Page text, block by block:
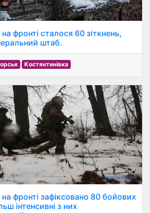
фронті сталося 60 зіткнень,
штаб.
Костянтинівка
фронті зафіксовано 80 бойових
інтенсивні з них